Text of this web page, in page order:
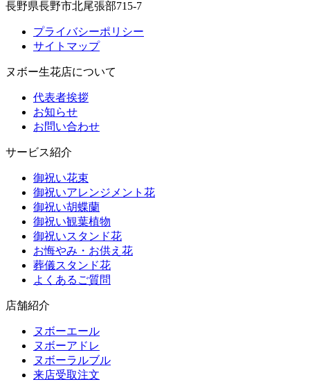
長野県長野市北尾張部715-7
プライバシーポリシー
サイトマップ
ヌボー生花店について
代表者挨拶
お知らせ
お問い合わせ
サービス紹介
御祝い花束
御祝いアレンジメント花
御祝い胡蝶蘭
御祝い観葉植物
御祝いスタンド花
お悔やみ・お供え花
葬儀スタンド花
よくあるご質問
店舗紹介
ヌボーエール
ヌボーアドレ
ヌボーラルブル
来店受取注文